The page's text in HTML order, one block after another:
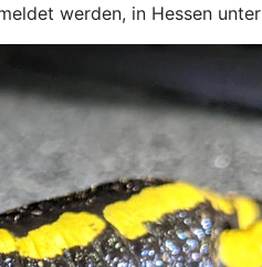
werden, in Hessen unter